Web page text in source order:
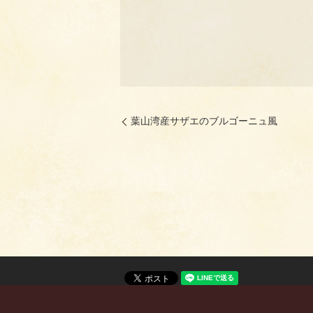
葉山湾産サザエのブルゴーニュ風